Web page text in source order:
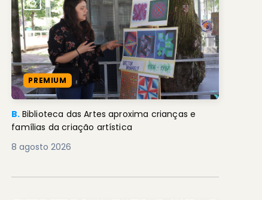
PREMIUM
B. Biblioteca das Artes aproxima crianças e
famílias da criação artística
8 agosto 2026